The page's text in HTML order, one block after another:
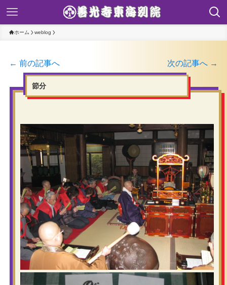
ホーム weblog
← 前の記事へ 次の記事へ →
節分